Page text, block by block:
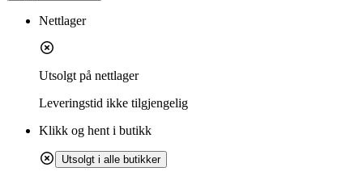
Nettlager
Utsolgt på nettlager
Leveringstid ikke tilgjengelig
Klikk og hent i butikk
Utsolgt i alle butikker